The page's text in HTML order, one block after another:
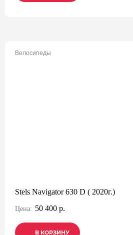
Велосипеды
Stels Navigator 630 D ( 2020г.)
Цена: 50 400 р.
В КОРЗИНУ
В КОРЗИНУ
В КОРЗИНУ